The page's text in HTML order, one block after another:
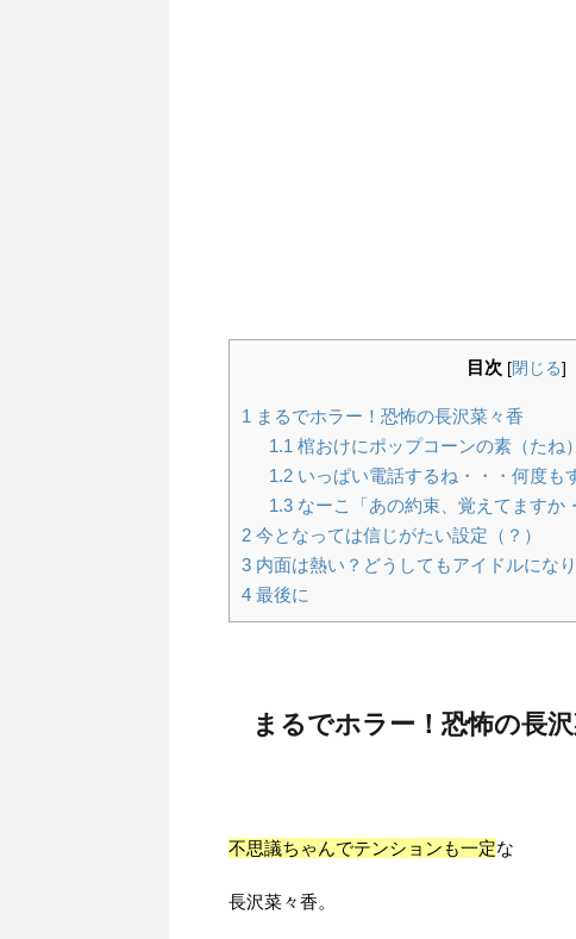
目次 [閉じる]
1 まるでホラー！恐怖の長沢菜々香
1.1 棺おけにポップコーンの素（たね）
1.2いっぱい電話するね・・・何度も
1.3なーこ「あの約束、覚えてますか
2 今となっては信じがたい設定（？）
3 内面は熱い？どうしてもアイドルにな
4 最後に
まるでホラー！恐怖の長
不思議ちゃんでテンションも一定な
長沢菜々香。